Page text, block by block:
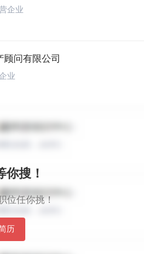
企业
问有限公司
业
股份有限公司
股份有限公司
搜！
位任你挑！
历